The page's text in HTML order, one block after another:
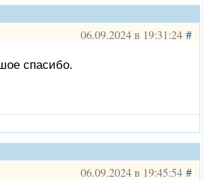
06.09.2024 в 19:31:24#
спасибо.
06.09.2024 в 19:45:54#